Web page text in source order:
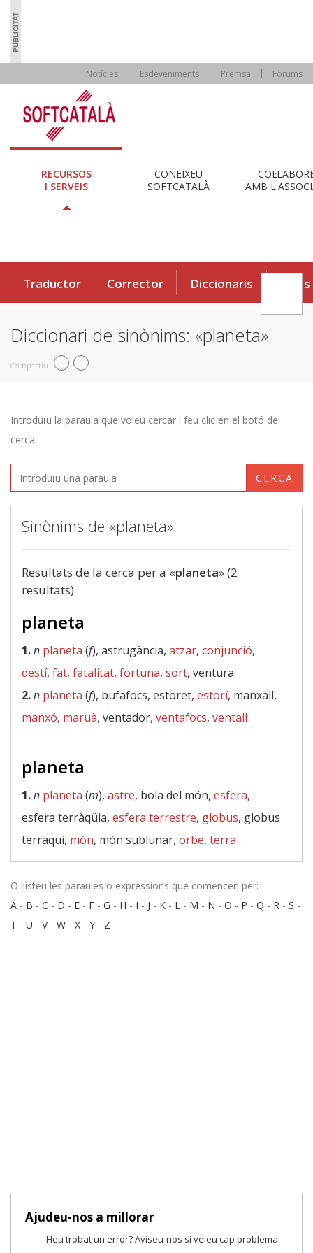
Notícies Esdeveniments Premsa Fòrums
RECURSOS
I SERVEIS
CONEIXEU
SOFTCATALÀ
AMB
Traductor Corrector Diccionaris Eines
Diccionari de sinònims: «planeta»
Compartiu
Introduïu la paraula que voleu cercar i feu clic en el botó de
cerca.
CERCA
Sinònims de «planeta»
Resultats de la cerca per a «planeta» (2
resultats)
planeta
1.n planeta (f), astrugància, atzar, conjunció,
destí, fat, fatalitat, fortuna, sort, ventura
2.n planeta (f), bufafocs, estoret, estorí, manxall,
manxó, maruà, ventador, ventafocs, ventall
planeta
1.n planeta (m), astre, bola del món, esfera,
esfera terràqüia, esfera terrestre, globus, globus
terraqüi, món, món sublunar, orbe, terra
O llisteu les paraules o expressions que comencen per:
A - B - C - D - E - F - G - H - I - J - K - L - M - N - O - P - Q - R - S -
T - U - V- W - X - Y - Z
Ajudeu-nos a millorar
Heu trobat un error? Aviseu-nos si veieu cap problema.